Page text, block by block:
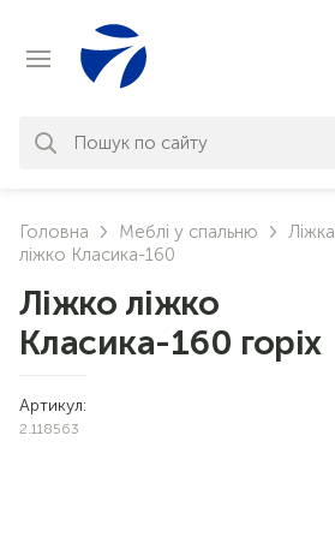
знайдено. Уточніть свій запит
Головна Меблі у спальню
Ліжка
ліжко Класика-160
Ліжко ліжко
Класика-160 горіх
Артикул:
2.118563